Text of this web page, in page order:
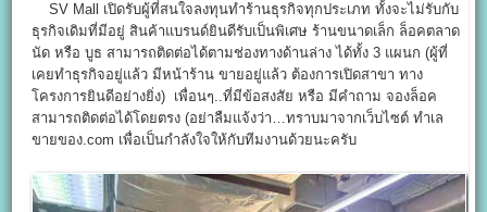
SV Mall เปิดรับผู้ที่สนใจลงทุนทำร้านธุรกิจทุกประเภท ทั้งจะไม่รับกับ
ธุรกิจเดิมที่มีอยู่ สินค้าแบรนด์ยินดีรับเป็นพิเศษ ร้านขนาดเล็ก ล็อคตลาด
นัด หรือ บูธ สามารถติดต่อได้ตามช่องทางด้านล่าง ได้ทั้ง 3 แผนก (ผู้ที่
เคยทำธุรกิจอยู่แล้ว มีหน้าร้าน ขายอยู่แล้ว ต้องการเปิดสาขา ทาง
โครงการยินดีอย่างยิ่ง) เพื่อนๆ..ที่มีข้อสงสัย หรือ มีคำถาม จองล็อค
สามารถติดต่อได้โดยตรง (อย่าลืมแจ้งว่า…ทราบมาจากเว็บไซต์ ทำเล
ขายของ.com เพื่อเป็นกำลังใจให้กับทีมงานด้วยนะครับ